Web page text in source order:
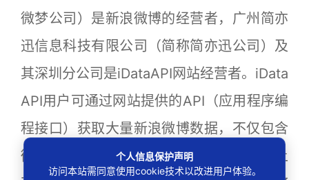
微梦公司）是新浪微博的经营者，广州简亦
迅信息科技有限公司（简称简亦迅公司）及
其深圳分公司是iDataAPI网站经营者。iData
API用户可通过网站提供的API（应用程序编
程接口）获取大量新浪微博数据，不仅包含
微博网页上公开的数据，还有在微博网页上
个人信息保护声明
访问本站需同意使用cookie技术以改进用户体验。